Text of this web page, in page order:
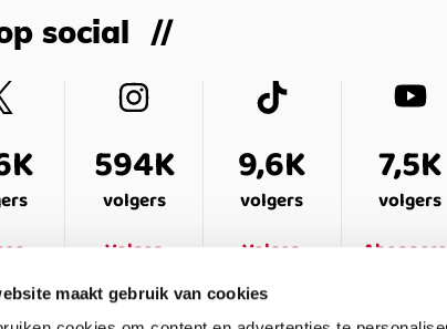
maakt gebruik van cookies
social
594K
volgers
Volgen
9,6K
volgers
Volgen
7,5K
volgers